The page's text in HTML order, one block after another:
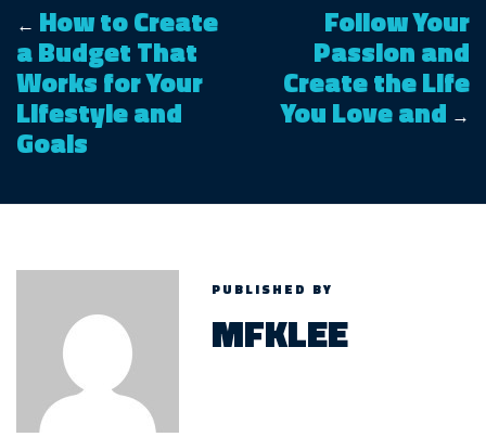
← How to Create
a Budget That
Works for Your
Lifestyle and
Goals
Follow Your
Passion and
Create the Life
You Love and →
PUBLISHED BY
MFKLEE